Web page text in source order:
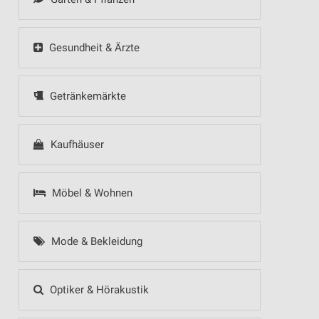
Gesundheit & Ärzte
Getränkemärkte
Kaufhäuser
Möbel & Wohnen
Mode & Bekleidung
Optiker & Hörakustik